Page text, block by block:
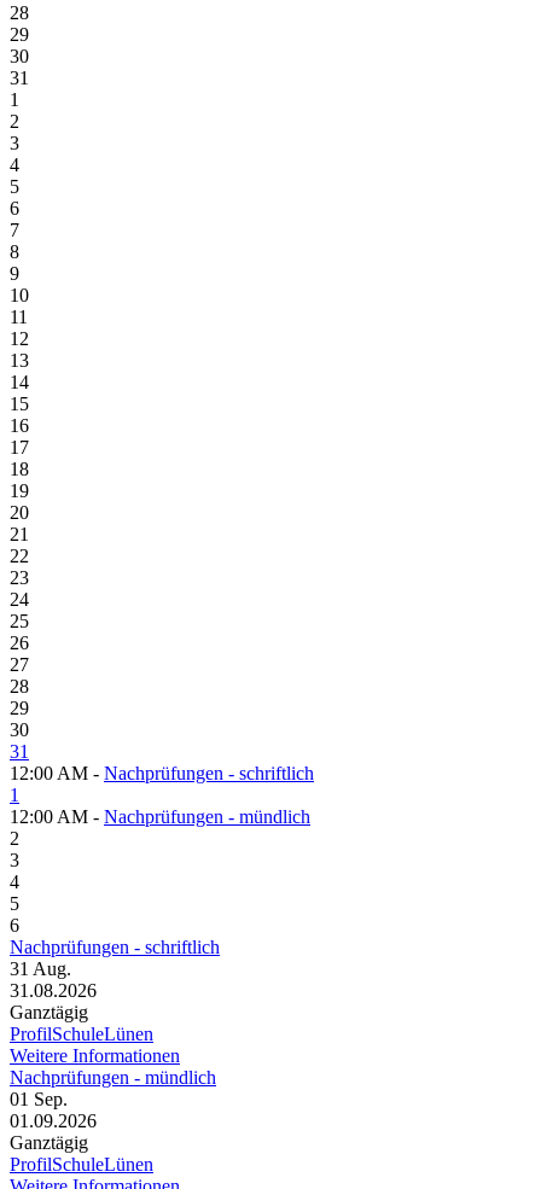
28
29
30
31
1
2
3
4
5
6
7
8
9
10
11
12
13
14
15
16
17
18
19
20
21
22
23
24
25
26
27
28
29
30
31
12:00 AM - Nachprüfungen - schriftlich
1
12:00 AM - Nachprüfungen - mündlich
2
3
4
5
6
Nachprüfungen - schriftlich
31 Aug.
31.08.2026
Ganztägig
ProfilSchuleLünen
Weitere Informationen
Nachprüfungen - mündlich
01 Sep.
01.09.2026
Ganztägig
ProfilSchuleLünen